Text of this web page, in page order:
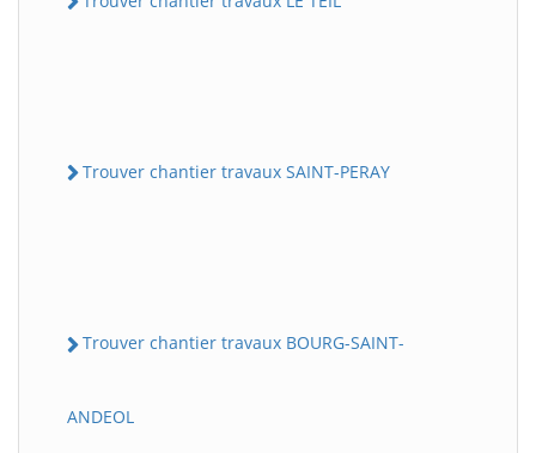
Trouver chantier travaux SAINT-PERAY
Trouver chantier travaux BOURG-SAINT-
ANDEOL